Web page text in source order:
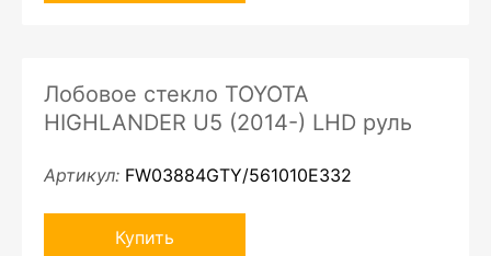
Лобовое стекло TOYOTA
HIGHLANDER U5 (2014-) LHD руль
Артикул: FW03884GTY/561010E332
Купить